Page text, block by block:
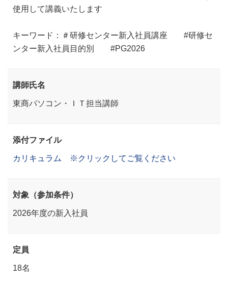
使用して講義いたします
キーワード：＃研修センター新入社員講座 #研修セ
ンター新入社員目的別 #PG2026
講師氏名
東商パソコン・ＩＴ担当講師
添付ファイル
カリキュラム ※クリックしてご覧ください
対象（参加条件）
2026年度の新入社員
定員
18名